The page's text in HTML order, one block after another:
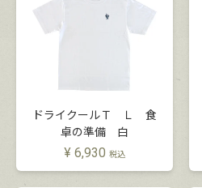
ドライクールＴ Ｌ 食
卓の準備 白
¥ 6,930 税込